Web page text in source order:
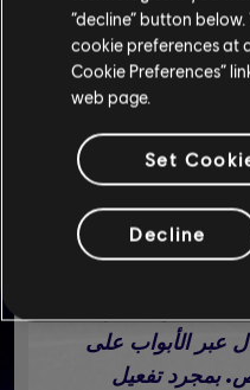
عبر الأبواب على
بمجرد تفعيل
“decline” button
cookie preferences at
Cookie Preferences”
web page.
Set
Decline